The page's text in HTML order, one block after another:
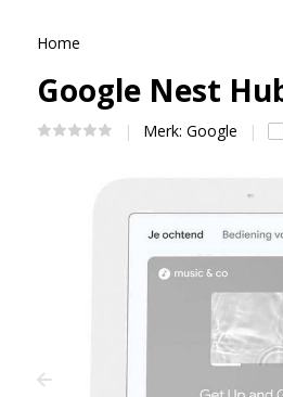
Home
Google Nest
Merk: Google